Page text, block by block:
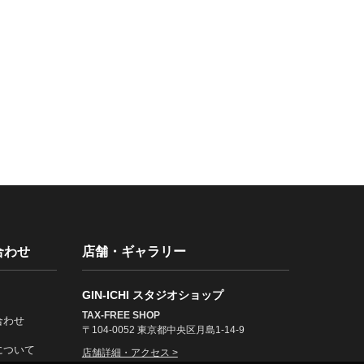
わせ
わせ
ついて
店舗・ギャラリー
GIN-ICHI スタジオショップ
TAX-FREE SHOP
〒104-0052 東京都中央区月島1-14-9
店舗詳細・アクセス >